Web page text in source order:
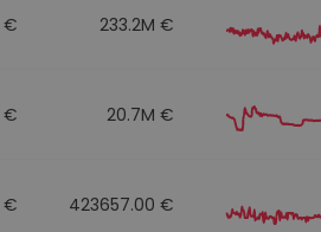
€ 233.2M €
€ 20.7M €
€ 423657.00 €